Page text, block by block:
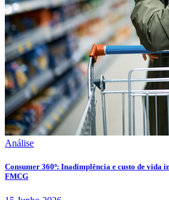
Análise
Consumer 360º: Inadimplência e custo de vida
FMCG